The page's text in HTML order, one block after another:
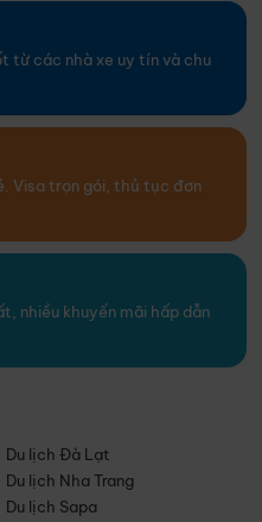
từ các nhà xe uy tín và chu
Visa trọn gói, thủ tục đơn
nhiều khuyến mãi hấp dẫn
Du lịch Đà Lạt
Du lịch Nha Trang
Du lịch Sapa